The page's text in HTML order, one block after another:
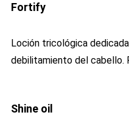
Fortify
Loción tricológica
debilitamiento del cabello.
Shine oil